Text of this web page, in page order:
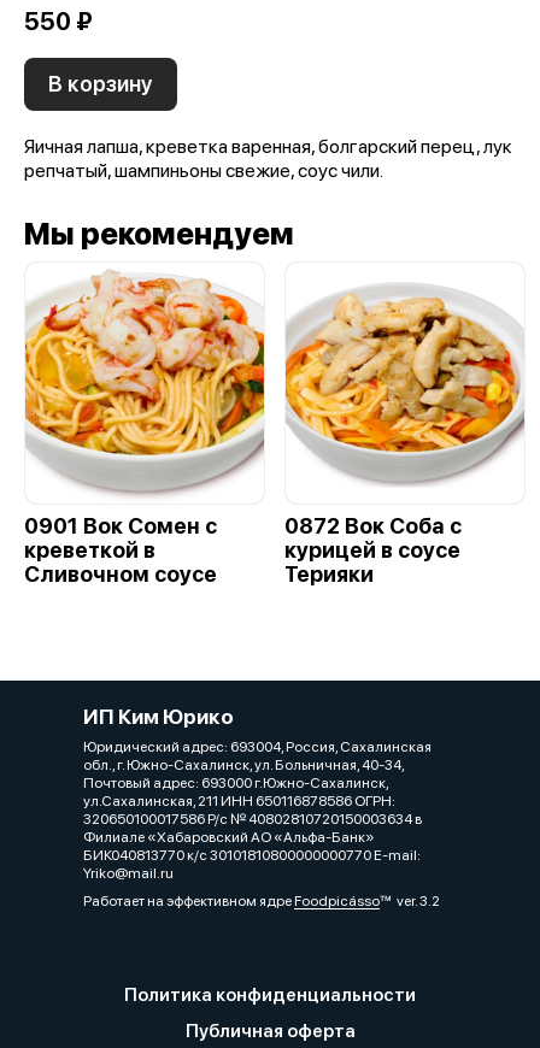
550 ₽
В корзину
Яичная лапша, креветка варенная, болгарский перец, лук
репчатый, шампиньоны свежие, соус чили.
Мы рекомендуем
0901 Вок Сомен с
креветкой в
Сливочном соусе
0872 Вок Соба с
курицей в соусе
Терияки
ИП Ким Юрико
Юридический адрес: 693004, Россия, Сахалинская
обл., г. Южно-Сахалинск, ул. Больничная, 40-34,
Почтовый адрес: 693000 г.Южно-Сахалинск,
ул.Сахалинская, 211 ИНН 650116878586 ОГРН:
320650100017586 Р/с № 40802810720150003634 в
Филиале «Хабаровский АО «Альфа-Банк»
БИК040813770 к/с 30101810800000000770 Е-mail:
Yriko@mail.ru
Работает на эффективном ядреFoodpicássover. 3.2
Политика конфиденциальности
Публичная оферта